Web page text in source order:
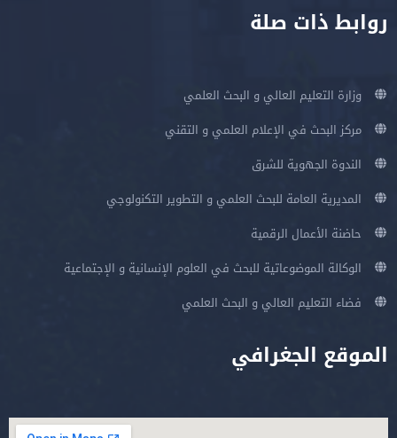
روابط ذات صلة
وزارة التعليم العالي و البحث العلمي
مركز البحث في الإعلام العلمي و التقني
الندوة الجهوية للشرق
المديرية العامة للبحث العلمي و التطوير التكنولوجي
حاضنة الأعمال الرقمية
الوكالة الموضوعاتية للبحث في العلوم الإنسانية و الإجتماعية
فضاء التعليم العالي و البحث العلمي
الموقع الجغرافي